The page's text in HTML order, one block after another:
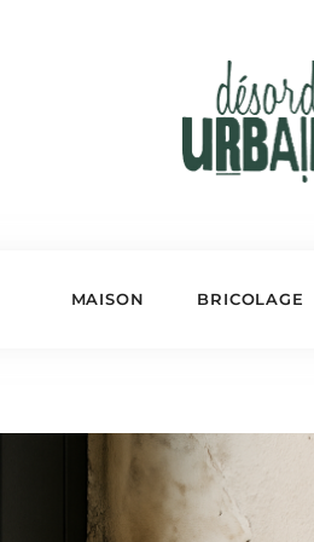
MAISON BRICOLAGE